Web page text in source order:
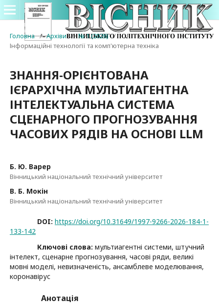
Головна / Архіви / № 1 (2026) /
Інформаційні технології та комп'ютерна техніка
ЗНАННЯ-ОРІЄНТОВАНА
ІЄРАРХІЧНА МУЛЬТИАГЕНТНА
ІНТЕЛЕКТУАЛЬНА СИСТЕМА
СЦЕНАРНОГО ПРОГНОЗУВАННЯ
ЧАСОВИХ РЯДІВ НА ОСНОВІ LLM
Б. Ю. Варер
Вінницький національний технічний університет
В. Б. Мокін
Вінницький національний технічний університет
DOI: https://doi.org/10.31649/1997-9266-2026-184-1-
133-142
Ключові слова: мультиагентні системи, штучний
інтелект, сценарне прогнозування, часові ряди, великі
мовні моделі, невизначеність, ансамблеве моделювання,
коронавірус
Анотація